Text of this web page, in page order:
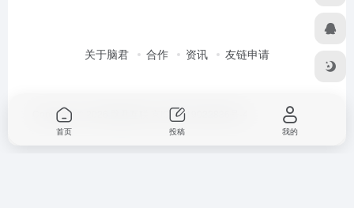
关于脑君 合作 资讯 友链申请
Copyright © 2026 京ICP备19022836号-4
首页 投稿 我的